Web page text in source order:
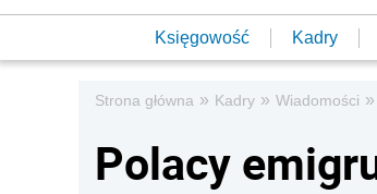
Księgowość Kadry
Strona główna » Kadry » Wiadomości »
Polacy